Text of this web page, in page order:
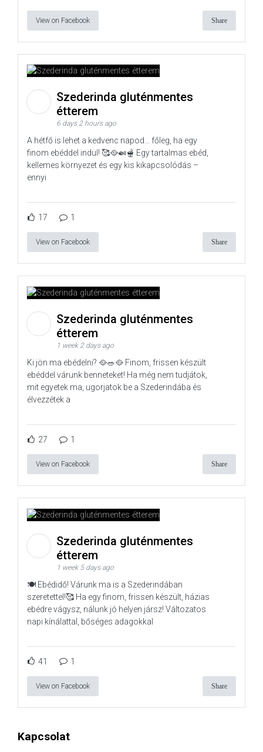
View on Facebook Share
Szederinda gluténmentes
étterem
6 days 2 hours ago
A hétfő is lehet a kedvenc napod… főleg, ha egy
finom ebéddel indul! 🥰🥘🍛🫕 Egy tartalmas ebéd,
kellemes környezet és egy kis kikapcsolódás –
ennyi
17 1
View on Facebook Share
Szederinda gluténmentes
étterem
1 week 2 days ago
Ki jön ma ebédelni? 🥘🥗🥘 Finom, frissen készült
ebéddel várunk benneteket! Ha még nem tudjátok,
mit egyetek ma, ugorjatok be a Szederindába és
élvezzétek a
27 1
View on Facebook Share
Szederinda gluténmentes
étterem
1 week 5 days ago
🍽️ Ebédidő! Várunk ma is a Szederindában
szeretettel!🥰 Ha egy finom, frissen készült, házias
ebédre vágysz, nálunk jó helyen jársz! Változatos
napi kínálattal, bőséges adagokkal
41 1
View on Facebook Share
Kapcsolat